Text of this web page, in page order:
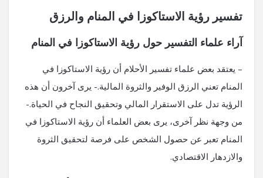
تفسير رؤية الاستاكوزا في المنام والرزق
آراء علماء التفسير حول رؤية الاستاكوزا في المنام
– يعتقد بعض علماء تفسير الأحلام أن رؤية الاستاكوزا في
المنام تعني الرزق الوفير والثروة المالية.- يرى آخرون أن هذه
الرؤية تدل على الاستقرار المالي وتحقيق النجاح في الحياة.-
من وجهة نظر آخرى، يرى بعض العلماء أن رؤية الاستاكوزا في
المنام تعبر عن حصول الشخص على فرصة لتحقيق الثروة
والازدهار الاقتصادي.